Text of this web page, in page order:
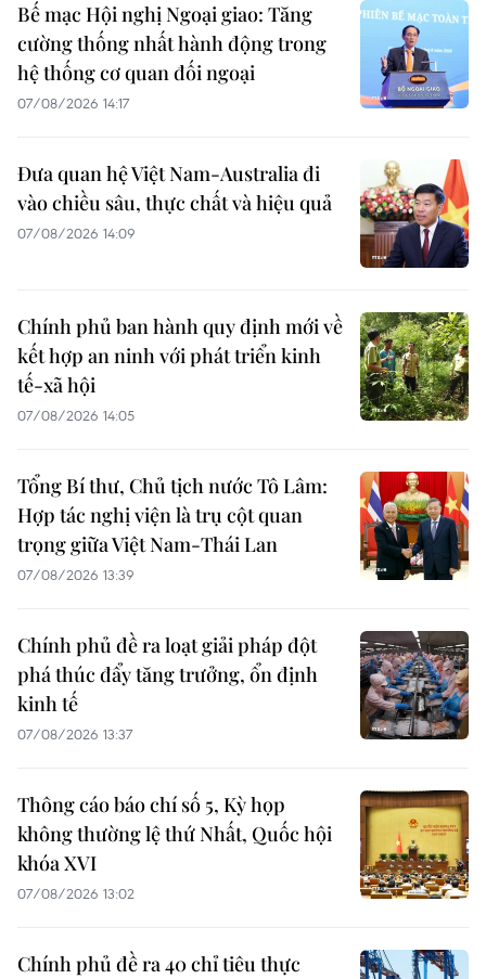
Bế mạc Hội nghị Ngoại giao: Tăng
cường thống nhất hành động trong
hệ thống cơ quan đối ngoại
07/08/2026 14:17
Đưa quan hệ Việt Nam-Australia đi
vào chiều sâu, thực chất và hiệu quả
07/08/2026 14:09
Chính phủ ban hành quy định mới về
kết hợp an ninh với phát triển kinh
tế-xã hội
07/08/2026 14:05
Tổng Bí thư, Chủ tịch nước Tô Lâm:
Hợp tác nghị viện là trụ cột quan
trọng giữa Việt Nam-Thái Lan
07/08/2026 13:39
Chính phủ đề ra loạt giải pháp đột
phá thúc đẩy tăng trưởng, ổn định
kinh tế
07/08/2026 13:37
Thông cáo báo chí số 5, Kỳ họp
không thường lệ thứ Nhất, Quốc hội
khóa XVI
07/08/2026 13:02
Chính phủ đề ra 40 chỉ tiêu thực